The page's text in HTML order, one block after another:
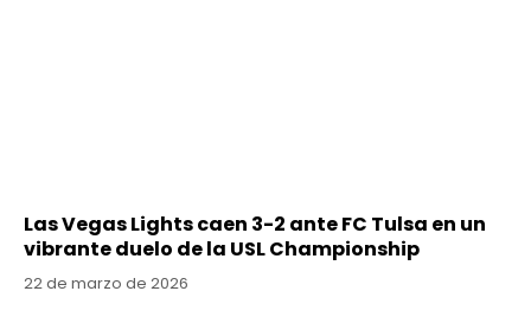
Las Vegas Lights caen 3-2 ante FC Tulsa en un
vibrante duelo de la USL Championship
22 de marzo de 2026